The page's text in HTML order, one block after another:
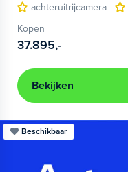
achteruitrijcamera
Kopen
37.895,-
Bekijken
Beschikbaar